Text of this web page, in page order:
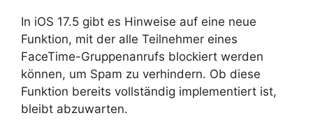
In iOS 17.5 gibt es Hinweise auf eine neue
Funktion, mit der alle Teilnehmer eines
FaceTime-Gruppenanrufs blockiert werden
können, um Spam zu verhindern. Ob diese
Funktion bereits vollständig implementiert ist,
bleibt abzuwarten.